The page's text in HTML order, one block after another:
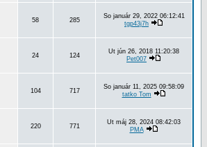
58 285
So január 29, 2022 06:12:41
tgp43j7h
24 124
Ut jún 26, 2018 11:20:38
Pet007
104 717
So január 11, 2025 09:58:09
tatko Tom
220 771
Ut máj 28, 2024 08:42:03
PMA